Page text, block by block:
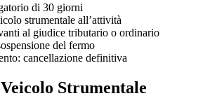
di 30 giorni
strumentale all’attività
al giudice tributario o ordinario
del fermo
cancellazione definitiva
Strumentale